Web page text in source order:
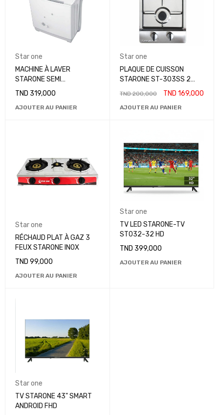
Star one
MACHINE À LAVER
STARONE SEMI
AUTOMATIQUE 9KG
TND 319,000
AJOUTER AU PANIER
Star one
PLAQUE DE CUISSON
STARONE ST-303SS 2
TND200,000 TND 169,000
AJOUTER AU PANIER
Star one
RÉCHAUD PLAT À GAZ 3
FEUX STARONE INOX
TND 99,000
AJOUTER AU PANIER
Star one
TV LED STARONE-TV
ST032-32 HD
TND 399,000
AJOUTER AU PANIER
Star one
TV STARONE 43" SMART
ANDROID FHD